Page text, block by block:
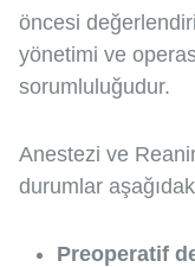
öncesi
yönetimi ve
sorumluluğudur.
Anestezi ve
durumlar
Preoperatif